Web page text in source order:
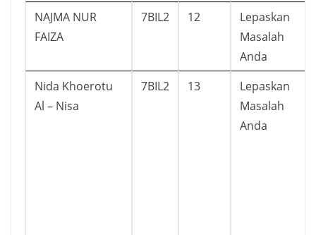
NAJMA NUR
FAIZA
7BIL2 12
Lepaskan
Masalah
Anda
Nida Khoerotu
Al – Nisa
7BIL2 13
Lepaskan
Masalah
Anda